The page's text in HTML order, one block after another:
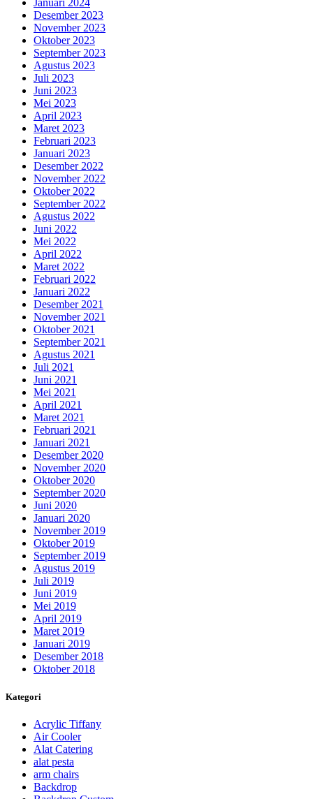
Januari 2024
Desember 2023
November 2023
Oktober 2023
September 2023
Agustus 2023
Juli 2023
Juni 2023
Mei 2023
April 2023
Maret 2023
Februari 2023
Januari 2023
Desember 2022
November 2022
Oktober 2022
September 2022
Agustus 2022
Juni 2022
Mei 2022
April 2022
Maret 2022
Februari 2022
Januari 2022
Desember 2021
November 2021
Oktober 2021
September 2021
Agustus 2021
Juli 2021
Juni 2021
Mei 2021
April 2021
Maret 2021
Februari 2021
Januari 2021
Desember 2020
November 2020
Oktober 2020
September 2020
Juni 2020
Januari 2020
November 2019
Oktober 2019
September 2019
Agustus 2019
Juli 2019
Juni 2019
Mei 2019
April 2019
Maret 2019
Januari 2019
Desember 2018
Oktober 2018
Kategori
Acrylic Tiffany
Air Cooler
Alat Catering
alat pesta
arm chairs
Backdrop